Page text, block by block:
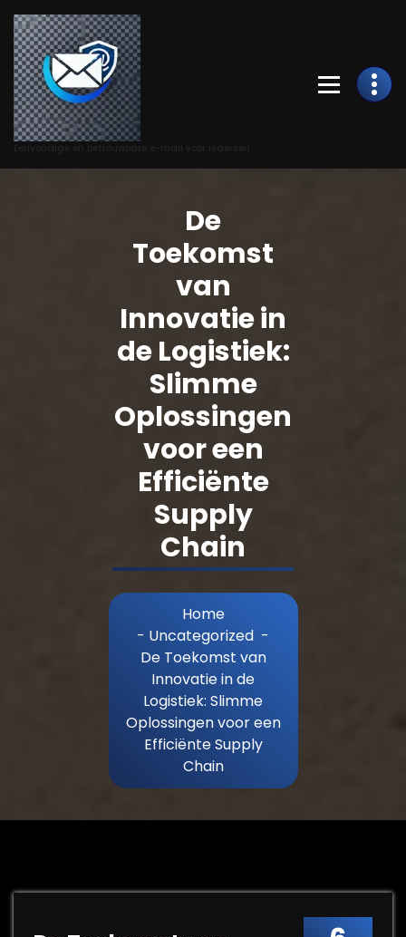
Skip
to
Content
De
Toekomst
van
Innovatie in
de Logistiek:
Slimme
Oplossingen
voor een
Efficiënte
Supply
Chain
Home
- Uncategorized -
De Toekomst van
Innovatie in de
Logistiek: Slimme
Oplossingen voor een
Efficiënte Supply
Chain